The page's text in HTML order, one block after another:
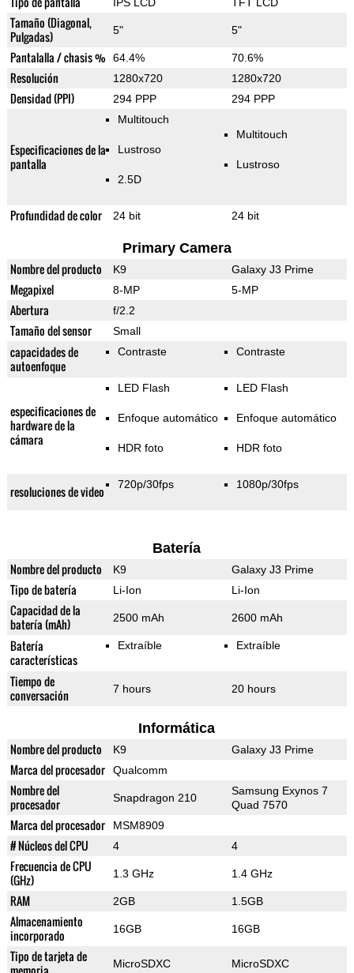
Tamaño (Diagonal,
Pulgadas)
5" 5"
Pantalalla / chasis % 64.4% 70.6%
Resolución 1280x720 1280x720
Densidad (PPI) 294 PPP 294 PPP
Especificaciones de la
pantalla
Multitouch
Lustroso
2.5D
Multitouch
Lustroso
Profundidad de color 24 bit 24 bit
Primary Camera
Nombre del producto K9 Galaxy J3 Prime
Megapixel 8-MP 5-MP
Abertura f/2.2
Tamaño del sensor Small
capacidades de
autoenfoque
Contraste Contraste
especificaciones de
hardware de la
cámara
LED Flash
Enfoque automático
HDR foto
LED Flash
Enfoque automático
HDR foto
resoluciones de video 720p/30fps 1080p/30fps
Batería
Nombre del producto K9 Galaxy J3 Prime
Tipo de batería Li-Ion Li-Ion
Capacidad de la
batería (mAh)
2500 mAh 2600 mAh
Batería
características
Extraíble Extraíble
Tiempo de
conversación
7 hours 20 hours
Informática
Nombre del producto K9 Galaxy J3 Prime
Marca del procesador Qualcomm
Nombre del
procesador
Snapdragon 210
Samsung Exynos 7
Quad 7570
Marca del procesador MSM8909
# Núcleos del CPU 4 4
Frecuencia de CPU
(GHz)
1.3 GHz 1.4 GHz
RAM 2GB 1.5GB
Almacenamiento
incorporado
16GB 16GB
Tipo de tarjeta de
MicroSDXC MicroSDXC